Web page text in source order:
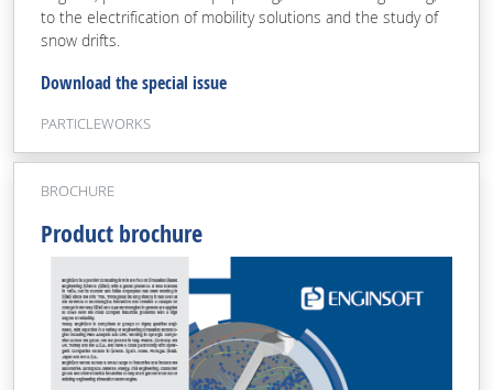
to the electrification of mobility solutions and the study of
snow drifts.
Download the special issue
PARTICLEWORKS
BROCHURE
Product brochure